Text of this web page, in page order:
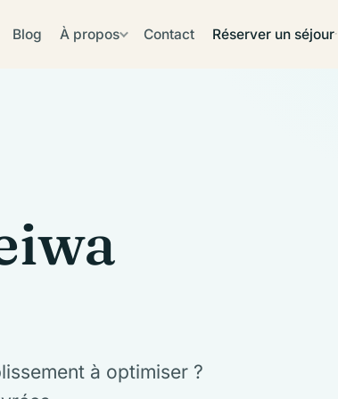
Blog À propos Contact Réserver un séjour
à optimiser ?